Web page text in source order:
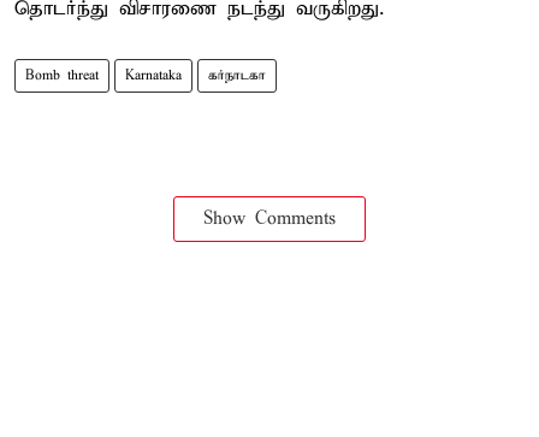
தொடர்ந்து விசாரணை நடந்து வருகிறது.
Bomb threat Karnataka கர்நாடகா
Show Comments